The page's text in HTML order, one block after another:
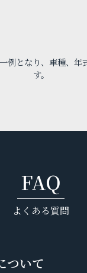
例となり、車種、年
す。
FAQ
よくある質問
ついて